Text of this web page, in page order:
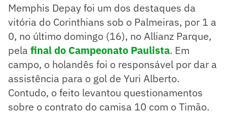
Memphis Depay foi um dos destaques da
vitória do Corinthians sob o Palmeiras, por 1 a
0, no último domingo (16), no Allianz Parque,
pela final do Campeonato Paulista. Em
campo, o holandês foi o responsável por dar a
assistência para o gol de Yuri Alberto.
Contudo, o feito levantou questionamentos
sobre o contrato do camisa 10 com o Timão.